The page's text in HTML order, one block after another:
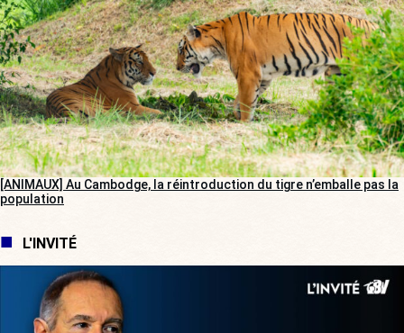
[ANIMAUX] Au Cambodge, la réintroduction du tigre n’emballe pas la
population
L'INVITÉ